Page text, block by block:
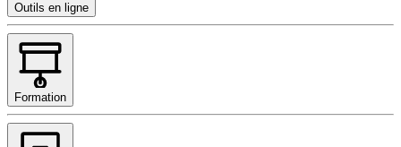
Outils en ligne
Formation